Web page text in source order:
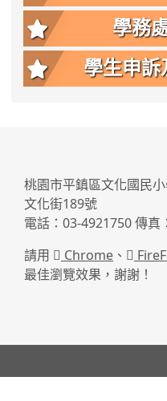
學務
學生申訴
桃園市平鎮區文化國民
文化街189號
電話：03-4921750 傳真
請用
Chrome 、
最佳瀏覽效果，謝謝！